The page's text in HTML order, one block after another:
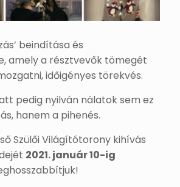
beindítása és
amely a résztvevők tömegét
időigényes törekvés.
pedig nyilván nálatok sem ez
hanem a pihenés.
Szülői Világítótorony kihívás
2021. január 10-ig